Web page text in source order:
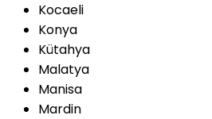
Kocaeli
Konya
Kütahya
Malatya
Manisa
Mardin